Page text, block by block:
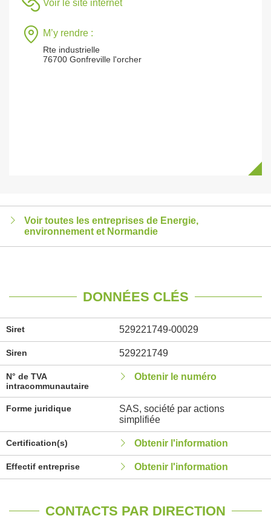
Voir le site internet
M’y rendre :
Rte industrielle
76700 Gonfreville l'orcher
Voir toutes les entreprises de Energie,
environnement et Normandie
DONNÉES CLÉS
Siret 529221749-00029
Siren 529221749
N° de TVA
intracommunautaire
Obtenir le numéro
Forme juridique
SAS, société par actions
simplifiée
Certification(s) Obtenir l'information
Effectif entreprise Obtenir l'information
CONTACTS PAR DIRECTION